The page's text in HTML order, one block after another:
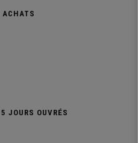
ACHATS
JOURS OUVRÉS